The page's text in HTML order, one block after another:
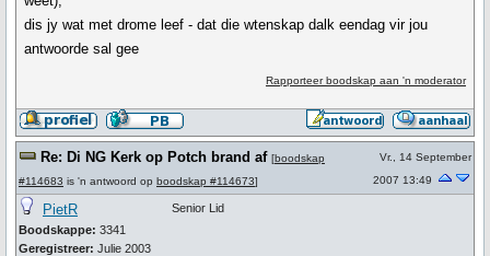
dis jy wat met drome leef - dat die wtenskap dalk eendag vir jou
antwoorde sal gee
Rapporteer boodskap aan 'n moderator
Re: Di NG Kerk op Potch brand af [boodskap
#114683 is 'n antwoord op boodskap #114673]
Vr., 14 September
2007 13:49
PietR
Boodskappe: 3341
Geregistreer: Julie 2003
Senior Lid